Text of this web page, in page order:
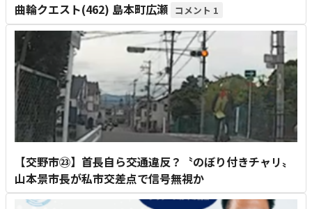
曲輪クエスト(462) 島本町広瀬 1
【交野市㉓】首長自ら交通違反？〝のぼり付きチャリ〟
山本景市長が私市交差点で信号無視か